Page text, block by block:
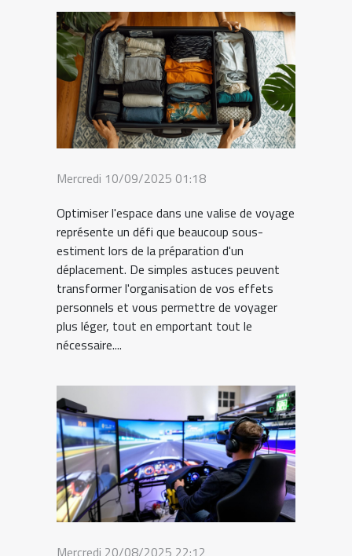
Mercredi 10/09/2025 01:18
Optimiser l'espace dans une valise de voyage
représente un défi que beaucoup sous-
estiment lors de la préparation d'un
déplacement. De simples astuces peuvent
transformer l'organisation de vos effets
personnels et vous permettre de voyager
plus léger, tout en emportant tout le
nécessaire....
Mercredi 20/08/2025 22:12